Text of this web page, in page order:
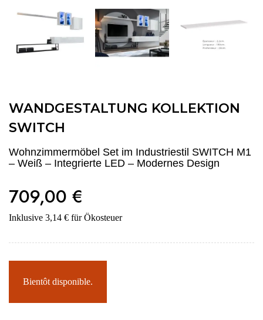
WANDGESTALTUNG KOLLEKTION
SWITCH
Wohnzimmermöbel Set im Industriestil SWITCH M1
– Weiß – Integrierte LED – Modernes Design
709,00 €
Inklusive 3,14 € für Ökosteuer
Bientôt disponible.